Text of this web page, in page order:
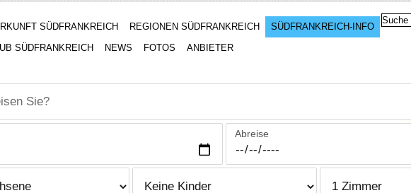
SÜDFRANKREICH REGIONEN SÜDFRANKREICH
SÜDFRANKREICH-INFO
SÜDFRANKREICH
NEWS FOTOS ANBIETER
Sie?
Abreise